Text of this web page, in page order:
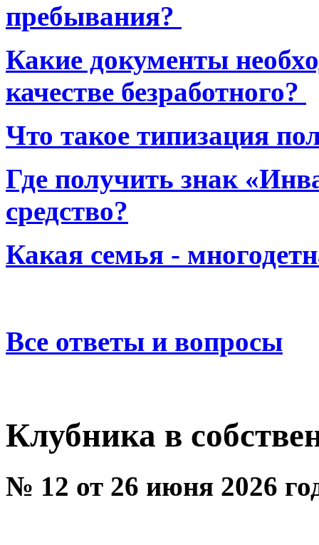
пребывания?
Какие документы
качестве безработного?
Что такое типизация
Где получить знак
средство?
Какая семья -
Все ответы и вопросы
Клубника в
№ 12 от 26 июня 2026